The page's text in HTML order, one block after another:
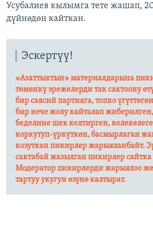
Усубалиев кылымга тете жашап,
дүйнөдөн кайткан.
Эскертүү!
«Азаттыктын» материалдарына
төмөнкү эрежелерди так сактоону
бир саясий партияга, топко
бир нече жолу кайталап
беделине шек келтирген,
коркутуп-үркүткөн, басмырлаган
козуткан пикирлер жарыяланбайт.
сактабай жазылган пикирлер
Модератор пикирлерди жарыялоо
тартуу укугун өзүнө калтырат.​